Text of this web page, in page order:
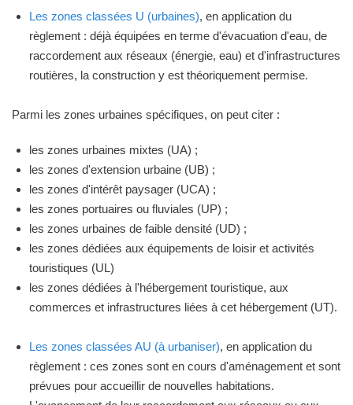
Les zones classées U (urbaines), en application du
règlement : déjà équipées en terme d'évacuation d'eau, de
raccordement aux réseaux (énergie, eau) et d'infrastructures
routières, la construction y est théoriquement permise.
Parmi les zones urbaines spécifiques, on peut citer :
les zones urbaines mixtes (UA) ;
les zones d'extension urbaine (UB) ;
les zones d'intérêt paysager (UCA) ;
les zones portuaires ou fluviales (UP) ;
les zones urbaines de faible densité (UD) ;
les zones dédiées aux équipements de loisir et activités
touristiques (UL)
les zones dédiées à l'hébergement touristique, aux
commerces et infrastructures liées à cet hébergement (UT).
Les zones classées AU (à urbaniser), en application du
règlement : ces zones sont en cours d'aménagement et sont
prévues pour accueillir de nouvelles habitations.